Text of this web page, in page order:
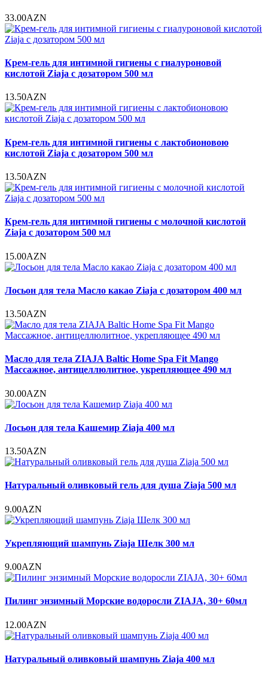
33.00AZN
Крем-гель для интимной гигиены с гиалуроновой
кислотой Ziaja с дозатором 500 мл
13.50AZN
Крем-гель для интимной гигиены с лактобионовою
кислотой Ziaja с дозатором 500 мл
13.50AZN
Крем-гель для интимной гигиены с молочной кислотой
Ziaja с дозатором 500 мл
15.00AZN
Лосьон для тела Масло какао Ziaja с дозатором 400 мл
13.50AZN
Масло для тела ZIAJA Baltic Home Spa Fit Mango
Массажное, антицеллюлитное, укрепляющее 490 мл
30.00AZN
Лосьон для тела Кашемир Ziaja 400 мл
13.50AZN
Натуральный оливковый гель для душа Ziaja 500 мл
9.00AZN
Укрепляющий шампунь Ziaja Шелк 300 мл
9.00AZN
Пилинг энзимный Морские водоросли ZIAJA, 30+ 60мл
12.00AZN
Натуральный оливковый шампунь Ziaja 400 мл